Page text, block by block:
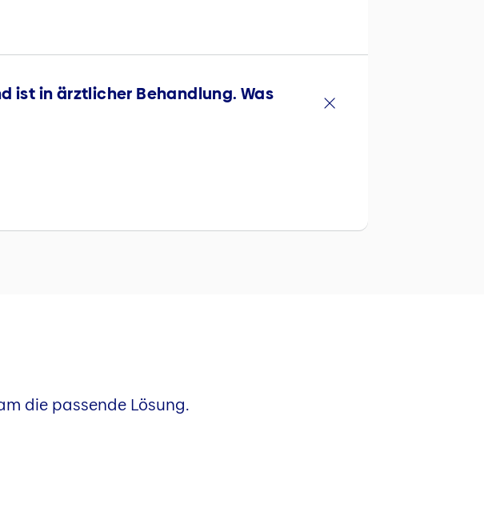
ist in ärztlicher Behandlung. Was
die passende Lösung.